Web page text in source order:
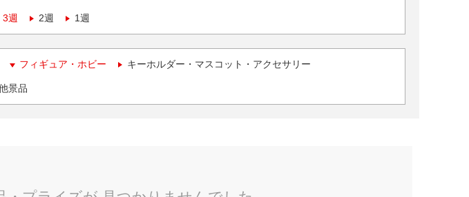
3週 2週 1週
フィギュア・ホビー キーホルダー・マスコット・アクセサリー
景品